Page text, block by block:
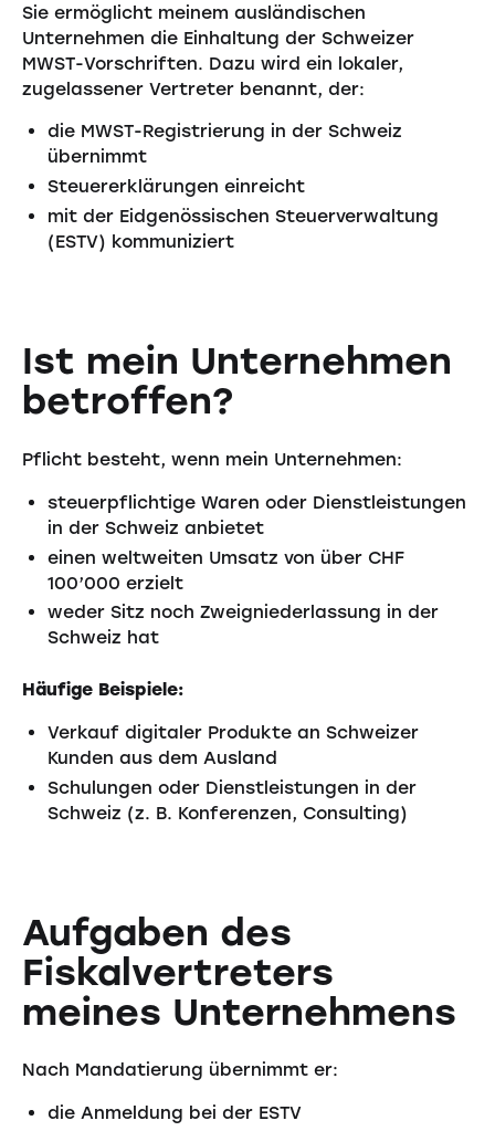
Sie ermöglicht meinem ausländischen
Unternehmen die Einhaltung der Schweizer
MWST-Vorschriften. Dazu wird ein lokaler,
zugelassener Vertreter benannt, der:
die MWST-Registrierung in der Schweiz
übernimmt
Steuererklärungen einreicht
mit der Eidgenössischen Steuerverwaltung
(ESTV) kommuniziert
Ist mein Unternehmen
betroffen?
Pflicht besteht, wenn mein Unternehmen:
steuerpflichtige Waren oder Dienstleistungen
in der Schweiz anbietet
einen weltweiten Umsatz von über CHF
100’000 erzielt
weder Sitz noch Zweigniederlassung in der
Schweiz hat
Häufige Beispiele:
Verkauf digitaler Produkte an Schweizer
Kunden aus dem Ausland
Schulungen oder Dienstleistungen in der
Schweiz (z. B. Konferenzen, Consulting)
Aufgaben des
Fiskalvertreters
meines Unternehmens
Nach Mandatierung übernimmt er:
die Anmeldung bei der ESTV